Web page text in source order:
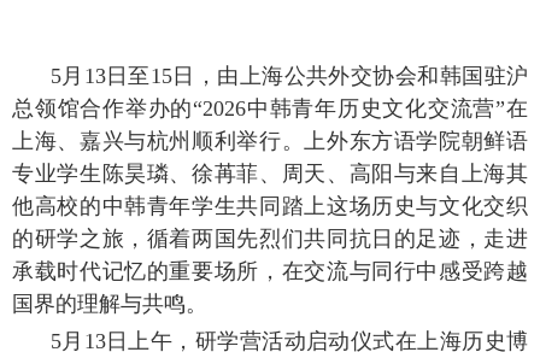
5月 13日至15日，由上海公共外交协会和韩国驻沪
总领馆合作举办的“2026中韩青年历史文化交流营”在
上海、嘉兴与杭州顺利举行。上外东方语学院朝鲜语
专业学生陈昊璘、徐苒菲、周天、高阳与来自上海其
他高校的中韩青年学生共同踏上这场历史与文化交织
的研学之旅，循着两国先烈们共同抗日的足迹，走进
承载时代记忆的重要场所，在交流与同行中感受跨越
国界的理解与共鸣。
5月 13日上午，研学营活动启动仪式在上海历史博